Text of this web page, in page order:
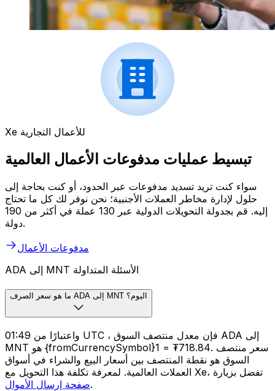
Xe للأعمال التجارية
تبسيط عمليات مدفوعات الأعمال العالمية
سواء كنت تريد تسديد مدفوعات عبر الحدود، أو كنت بحاجة إلى
حلول لإدارة مخاطر العملات الأجنبية؛ نحن نوفر لك كل ما تحتاج
إليه. قم بجدولة التحويلات الدولية عبر 130 عملة في أكثر من 190
دولة.
مدفوعات الأعمال
ADA إلى MNT الأسئلة المتداولة
ما هو سعر الصرف ADA إلى MNT اليوم؟
واعتبارًا من 01:49 UTC ، فإن معدل منتصف السوق ADA إلى
MNT هو {fromCurrencySymbol}1 = ₮718.84. سعر منتصف
السوق هو نقطة المنتصف بين أسعار البيع والشراء في أسواق
العملات العالمية. لمعرفة تكلفة هذا التحويل مع Xe، تفضل بزيارة
صفحة إرسال الأموال.